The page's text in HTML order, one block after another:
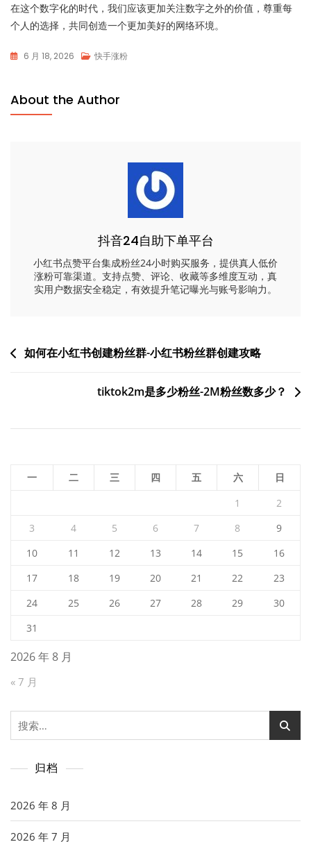
在这个数字化的时代，我们应该更加关注数字之外的价值，尊重每
个人的选择，共同创造一个更加美好的网络环境。
6 月 18, 2026 快手涨粉
About the Author
抖音24自助下单平台
小红书点赞平台集成粉丝24小时购买服务，提供真人低价
涨粉可靠渠道。支持点赞、评论、收藏等多维度互动，真
实用户数据安全稳定，有效提升笔记曝光与账号影响力。
文如何在小红书创建粉丝群-小红书粉丝群创建攻略
tiktok2m是多少粉丝-2M粉丝数多少？
2026 年 8 月
一 二 三 四 五 六
日
1
2
3
4 5 6 7 8
9
10
11 12 13 14 15
16
17
18 19 20 21 22
23
24
25 26 27 28 29
30
31
« 7 月
搜
索：
归档
2026 年 8 月
2026 年 7 月